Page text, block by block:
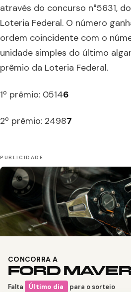
através do concurso n°5631,
Loteria Federal. O número
ordem coincidente com o
unidade simples do último
prêmio da Loteria Federal. ⠀
1º prêmio: 05146
2º prêmio: 24987
CONCORRA A
FORD
Falta Último dia para o sorteio